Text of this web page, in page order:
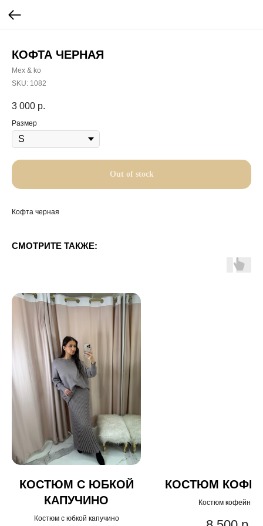
КОФТА ЧЕРНАЯ
Mex & ko
SKU: 1082
3 000 р.
Размер
Out of stock
Кофта черная
СМОТРИТЕ ТАКЖЕ:
КОСТЮМ С ЮБКОЙ
КАПУЧИНО
Костюм с юбкой капучино
КОСТЮМ
Костюм кофейный